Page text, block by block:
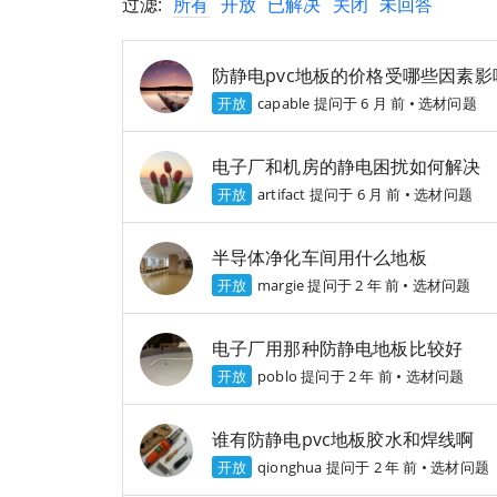
防静电pvc地板的价格受哪些因素
开放 capable 提问于 6 月 前 • 选材问题
电子厂和机房的静电困扰如何解决
开放 artifact 提问于 6 月 前 •选材问题
半导体净化车间用什么地板
开放 margie提问于 2 年 前 • 选材问题
电子厂用那种防静电地板比较好
开放 poblo 提问于 2 年 前• 选材问题
谁有防静电pvc地板胶水和焊线啊
开放 qionghua 提问于 2 年 前 •选材问题